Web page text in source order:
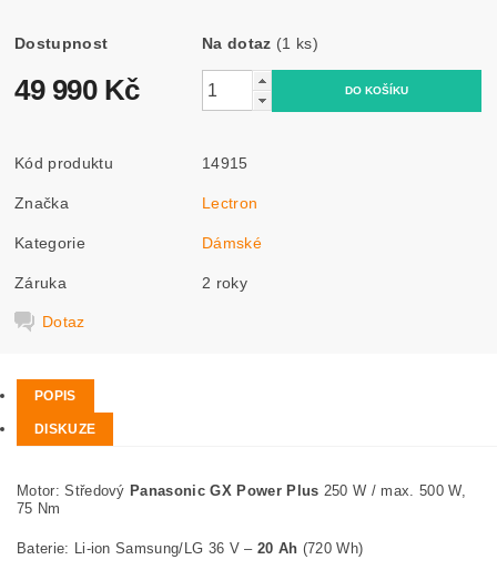
Dostupnost Na dotaz (1 ks)
49 990 Kč
Kód produktu 14915
Značka Lectron
Kategorie Dámské
Záruka 2 roky
Dotaz
POPIS
DISKUZE
Motor:Středový Panasonic GX Power Plus 250 W / max. 500 W,
75 Nm
Baterie: Li-ion Samsung/LG 36 V – 20 Ah (720 Wh)